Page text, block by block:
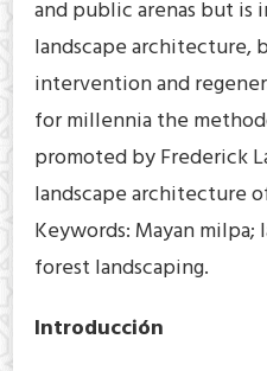
and public arenas but is
landscape architecture,
intervention and
for millennia the
promoted by Frederick
landscape architecture
Keywords: Mayan
forest landscaping.
Introducción